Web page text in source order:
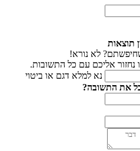
תוצאות
לא נורא!
נחזור אליכם עם כל התשובות.
נא למלא דגם או ביטוי
את התשובה?